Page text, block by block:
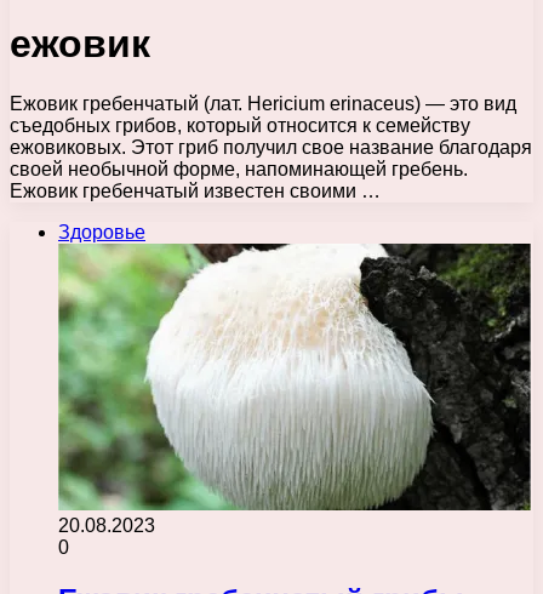
ежовик
Ежовик гребенчатый (лат. Hericium erinaceus) — это вид
съедобных грибов, который относится к семейству
ежовиковых. Этот гриб получил свое название благодаря
своей необычной форме, напоминающей гребень.
Ежовик гребенчатый известен своими …
Здоровье
20.08.2023
0